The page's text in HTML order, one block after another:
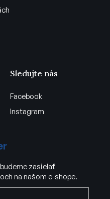
Sledujte nás
Facebook
Instagram
zasielať
na našom e-shope.